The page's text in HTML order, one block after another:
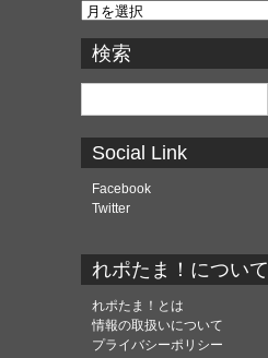
ア
カ
イ
ブ
検索
検
Social Link
Facebook
Twitter
れポたま！について
れポたま！とは
情報の取扱いについて
プライバシーポリシー